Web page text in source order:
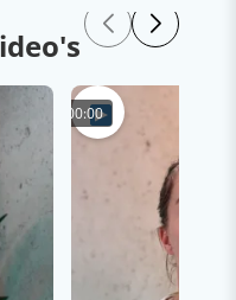
00:00